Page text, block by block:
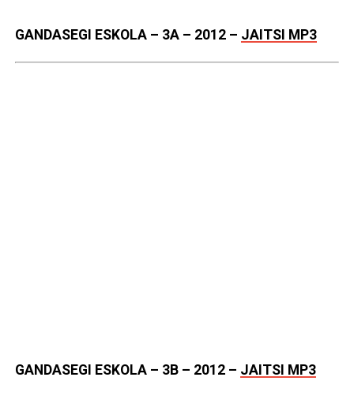
GANDASEGI ESKOLA – 3A – 2012– JAITSI MP3
GANDASEGI ESKOLA – 3B – 2012– JAITSI MP3